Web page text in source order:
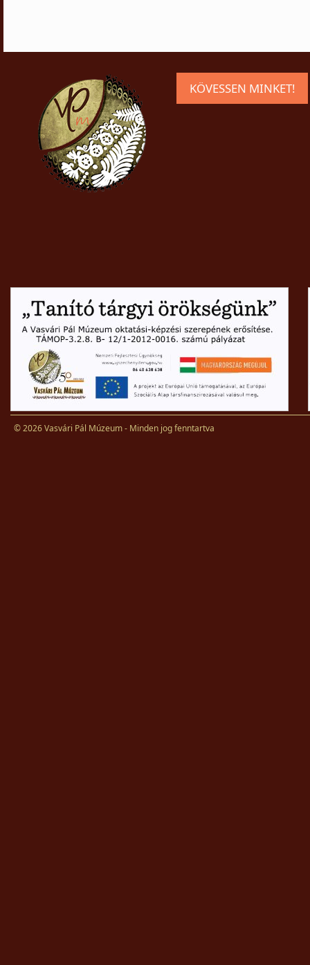
KÖVESSEN MINKET!
© 2026 Vasvári Pál Múzeum - Minden jog fenntartva